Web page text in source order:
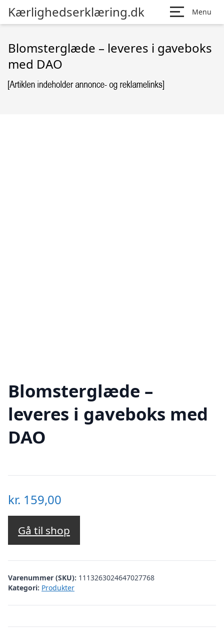
Kærlighedserklæring.dk Menu
Blomsterglæde – leveres i gaveboks
med DAO
Blomsterglæde –
leveres i gaveboks med
DAO
kr. 159,00
Gå til shop
Varenummer (SKU): 1113263024647027768
Kategori: Produkter